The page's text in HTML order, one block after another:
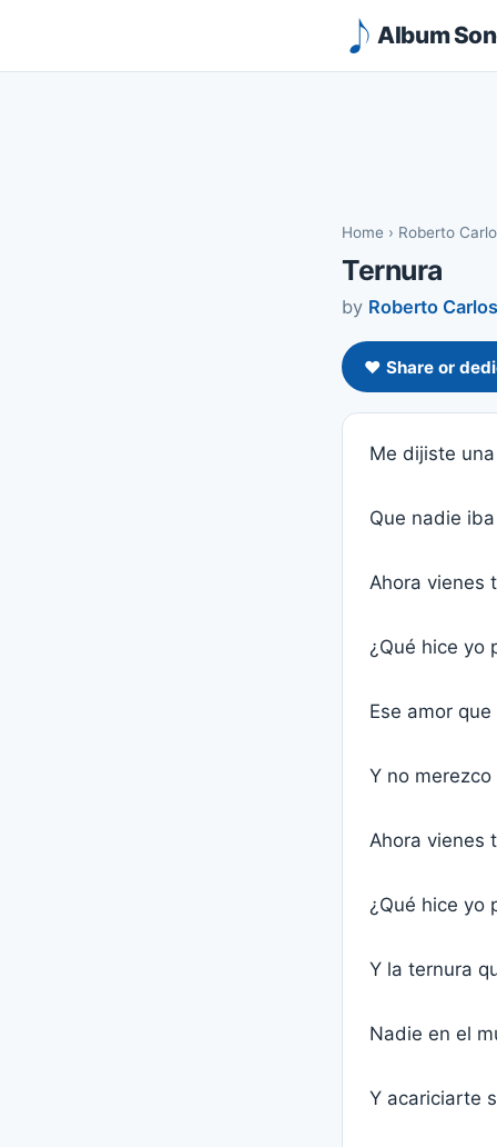
Album
Home › Roberto
Ternura
by Roberto Carlos
❤️ Share or
Me dijiste
Que nadie
Ahora vienes
¿Qué hice yo
Ese amor
Y no
Ahora vienes
¿Qué hice yo
Y la ternura
Nadie en el
Y acariciarte